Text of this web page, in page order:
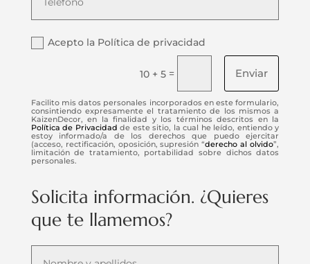
Acepto la Política de privacidad
10 + 5 = Enviar
Facilito mis datos personales incorporados en este formulario,
consintiendo expresamente el tratamiento de los mismos a
KaizenDecor, en la finalidad y los términos descritos en la
Política de Privacidad de este sitio, la cual he leído, entiendo y
estoy informado/a de los derechos que puedo ejercitar
(acceso, rectificación, oposición, supresión “derecho al olvido”,
limitación de tratamiento, portabilidad sobre dichos datos
personales.
Solicita información. ¿Quieres
que te llamemos?